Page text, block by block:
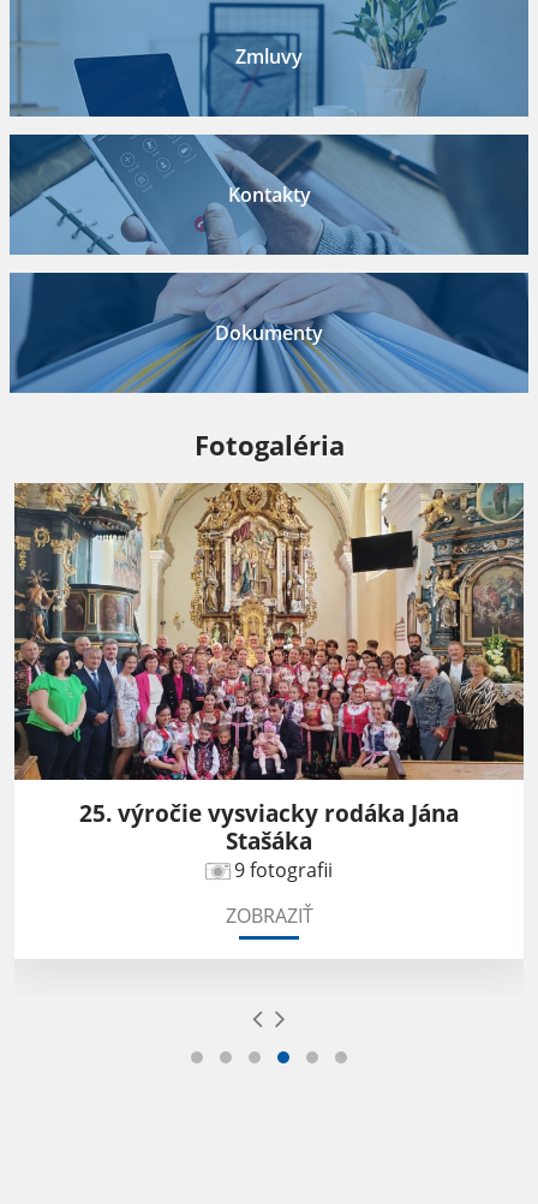
Zmluvy
Kontakty
Dokumenty
Fotogaléria
25. výročie vysviacky rodáka Jána
Stašáka
9 fotografii
ZOBRAZIŤ